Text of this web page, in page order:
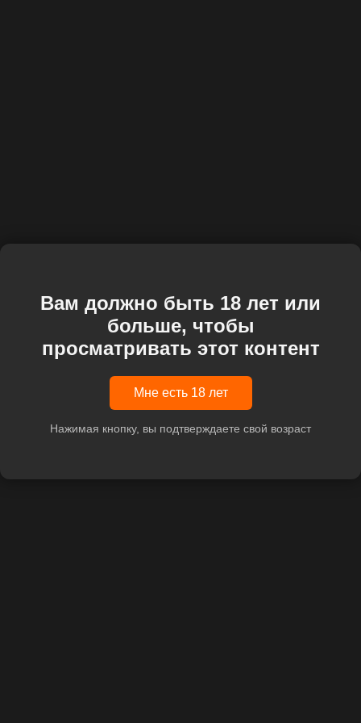
Вам должно быть 18 лет или
больше, чтобы
просматривать этот контент
Мне есть 18 лет
Нажимая кнопку, вы подтверждаете свой возраст